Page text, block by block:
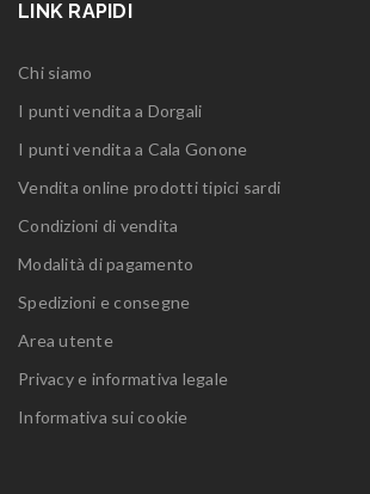
LINK RAPIDI
Chi siamo
I punti vendita a Dorgali
I punti vendita a Cala Gonone
Vendita online prodotti tipici sardi
Condizioni di vendita
Modalità di pagamento
Spedizioni e consegne
Area utente
Privacy e informativa legale
Informativa sui cookie